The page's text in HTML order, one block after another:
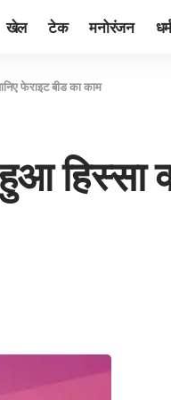
खेल टेक मनोरंजन धर्म
फेराइट बीड का काम
हिस्सा